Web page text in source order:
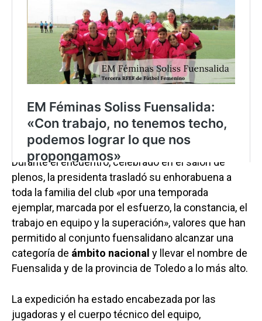
En este contexto, la presidenta de la Diputación de
Toledo ha recibido en la sede de la institución
provincial a las jugadoras, cuerpo técnico y
responsables del EM Féminas Soliss Fuensalida
para felicitarles por el histórico ascenso
que sitúa al club entre los referentes del fútbol
femenino regional.
Durante el encuentro, celebrado en el salón de
plenos, la presidenta trasladó su enhorabuena a
toda la familia del club «por una temporada
ejemplar, marcada por el esfuerzo, la constancia, el
trabajo en equipo y la superación», valores que han
permitido al conjunto fuensalidano alcanzar una
categoría de ámbito nacional y llevar el nombre de
Fuensalida y de la provincia de Toledo a lo más alto.
La expedición ha estado encabezada por las
jugadoras y el cuerpo técnico del equipo,